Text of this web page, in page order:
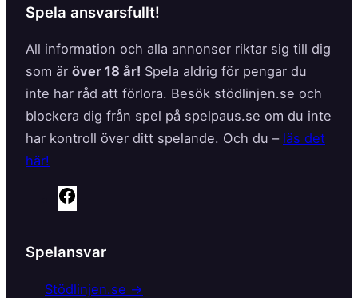
Spela ansvarsfullt!
All information och alla annonser riktar sig till dig
som är över 18 år! Spela aldrig för pengar du
inte har råd att förlora. Besök stödlinjen.se och
blockera dig från spel på spelpaus.se om du inte
har kontroll över ditt spelande. Och du – läs det
här!
e
b
Spelansvar
Stödlinjen.se →